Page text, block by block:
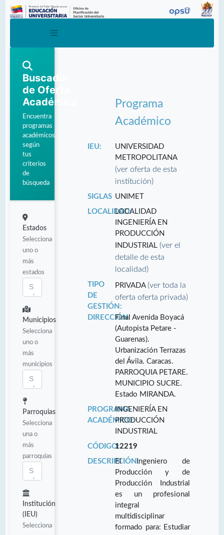
Buscador
de Oferta
Académica
Encuentra
programas
académicos
según
tus
criterios
de
búsqueda
Estados
Selecciona
uno o
más
estados
Municipios
Selecciona
uno o
más
municipios
Parroquias
Selecciona
una o
más
parroquias
Institución
(IEU)
Selecciona
Programa
Académico
IEU:
UNIVERSIDAD
METROPOLITANA
(ver oferta de esta
institución)
SIGLAS UNIMET
LOCALIDAD:LOCALIDAD
INGENIERÍA EN
PRODUCCIÓN
INDUSTRIAL(ver el
detalle de esta
localidad)
TIPO
DE
GESTIÓN:
PRIVADA(ver toda la
oferta oferta privada)
DIRECCIÓN:Final Avenida Boyacá
(Autopista Petare -
Guarenas).
Urbanización Terrazas
del Ávila. Caracas.
PARROQUIA PETARE.
MUNICIPIO SUCRE.
Estado MIRANDA.
PROGRAMA
ACADÉMICO:
INGENIERÍA EN
PRODUCCIÓN
INDUSTRIAL
CÓDIGO:12219
DESCRIPCIÓN:El Ingeniero de
Producción y de
Producción Industrial
es un profesional
integral
multidisciplinar
formado para: Estudiar